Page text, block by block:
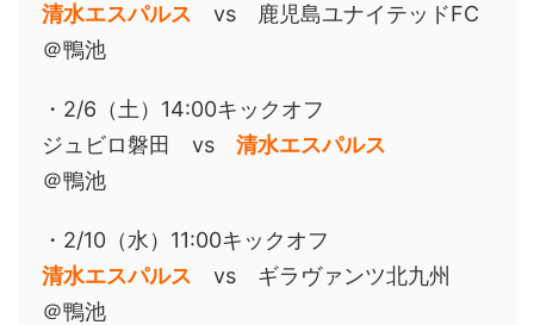
清水エスパルス vs 鹿児島ユナイテッドFC
＠鴨池
・2/6（土）14:00キックオフ
ジュビロ磐田 vs 清水エスパルス
＠鴨池
・2/10（水）11:00キックオフ
清水エスパルス vs ギラヴァンツ北九州
＠鴨池